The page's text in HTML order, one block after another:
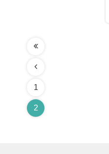
1
2